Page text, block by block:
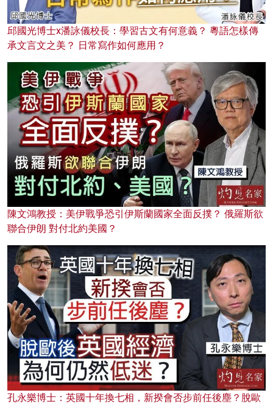
邱國光博士x潘詠儀校長：學習古文有何意義？ 粵語怎樣傳
承文言文之美？ 日常寫作如何應用？
陳文鴻教授：美伊戰爭恐引伊斯蘭國家全面反撲？ 俄羅斯欲
聯合伊朗 對付北約美國？
孔永樂博士：英國十年換七相，新揆會否步前任後塵？脫歐